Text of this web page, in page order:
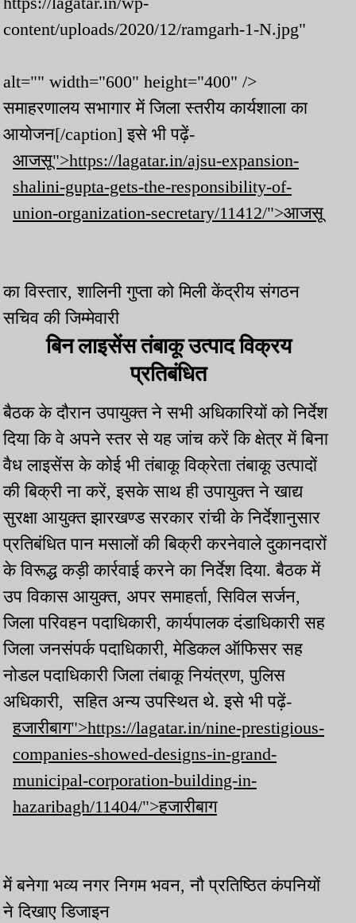
content/uploads/2020/12/ramgarh-1-N.jpg"
alt="" width="600" height="400" />
समाहरणालय सभागार में जिला स्तरीय कार्यशाला का
आयोजन[/caption] इसे भी पढ़ें-
आजसू">https://lagatar.in/ajsu-expansion-
shalini-gupta-gets-the-responsibility-of-
union-organization-secretary/11412/">आजसू
का विस्तार, शालिनी गुप्ता को मिली केंद्रीय संगठन
सचिव की जिम्मेवारी
बिन लाइसेंस तंबाकू उत्पाद विक्रय
प्रतिबंधित
बैठक के दौरान उपायुक्त ने सभी अधिकारियों को निर्देश
दिया कि वे अपने स्तर से यह जांच करें कि क्षेत्र में बिना
वैध लाइसेंस के कोई भी तंबाकू विक्रेता तंबाकू उत्पादों
की बिक्री ना करें, इसके साथ ही उपायुक्त ने खाद्य
सुरक्षा आयुक्त झारखण्ड सरकार रांची के निर्देशानुसार
प्रतिबंधित पान मसालों की बिक्री करनेवाले दुकानदारों
के विरूद्ध कड़ी कार्रवाई करने का निर्देश दिया. बैठक में
उप विकास आयुक्त, अपर समाहर्ता, सिविल सर्जन,
जिला परिवहन पदाधिकारी, कार्यपालक दंडाधिकारी सह
जिला जनसंपर्क पदाधिकारी, मेडिकल ऑफिसर सह
नोडल पदाधिकारी जिला तंबाकू नियंत्रण, पुलिस
अधिकारी, सहित अन्य उपस्थित थे. इसे भी पढ़ें-
हजारीबाग">https://lagatar.in/nine-prestigious-
companies-showed-designs-in-grand-
municipal-corporation-building-in-
hazaribagh/11404/">हजारीबाग
में बनेगा भव्य नगर निगम भवन, नौ प्रतिष्ठित कंपनियों
ने दिखाए डिजाइन